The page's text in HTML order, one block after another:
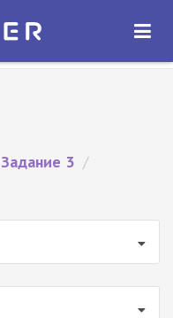
ОТКРЫТЬ
Задание 3 /